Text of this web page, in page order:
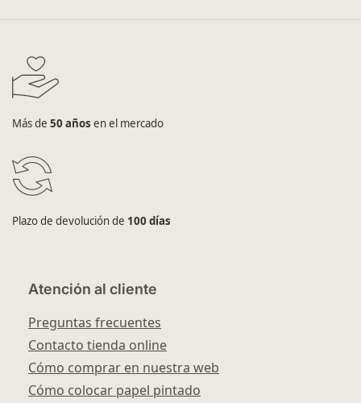
Más de 50 años en el mercado
Plazo de devolución de 100 días
Atención al cliente
Preguntas frecuentes
Contacto tienda online
Cómo comprar en nuestra web
Cómo colocar papel pintado